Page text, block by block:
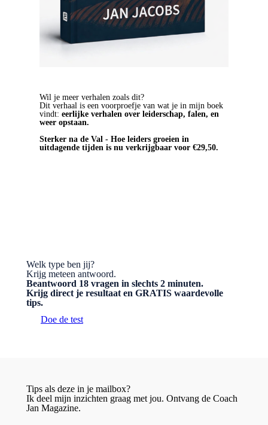
Wil je meer verhalen zoals dit?
Dit verhaal is een voorproefje van wat je in mijn boek
vindt: eerlijke verhalen over leiderschap, falen, en
weer opstaan.
Sterker na de Val - Hoe leiders groeien in
uitdagende tijden is nu verkrijgbaar voor €29,50.
Welk type ben jij?
Krijg meteen antwoord.
Beantwoord 18 vragen in slechts 2 minuten.
Krijg direct je resultaat en GRATIS waardevolle
tips.
Doe de test
Tips als deze in je mailbox?
Ik deel mijn inzichten graag met jou. Ontvang de Coach
Jan Magazine.